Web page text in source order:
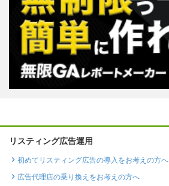
リスティング広告運用
初めてリスティング広告の導入をお考えの方へ
広告代理店の乗り換えをお考えの方へ